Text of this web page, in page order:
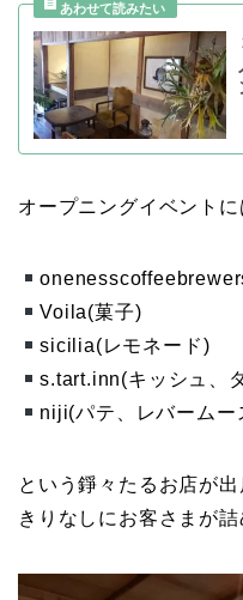
オープニングイベントに
Voila(菓子)
sicilia(レモネード)
s.tart.inn(キッシュ、
niji(パテ、レバームー
という錚々たるお店が
きりなしにお客さまが詰